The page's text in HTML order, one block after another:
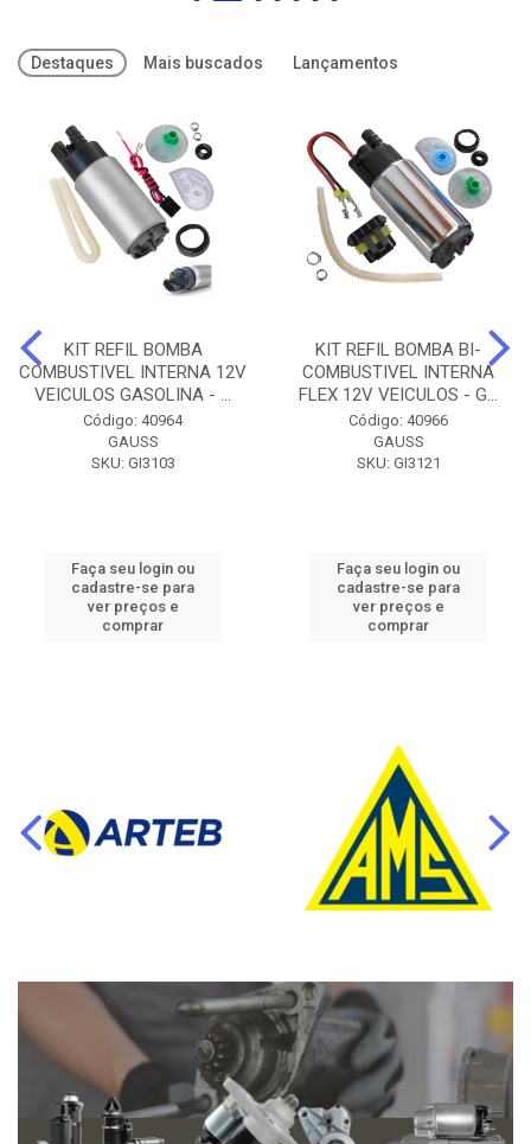
Destaques Mais buscados Lançamentos
KIT REFIL BOMBA
COMBUSTIVEL INTERNA 12V
VEICULOS GASOLINA - ...
Código: 40964
GAUSS
SKU: GI3103
Faça seu login ou
cadastre-se para
ver preços e
comprar
KIT REFIL BOMBA BI-
COMBUSTIVEL INTERNA
FLEX 12V VEICULOS - G...
Código: 40966
GAUSS
SKU: GI3121
Faça seu login ou
cadastre-se para
ver preços e
comprar